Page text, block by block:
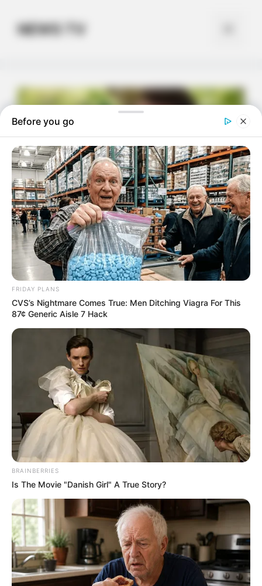
contentNEWS TV
La gaffe de
Stanislas qui
détruit Gaëtan et
enfonce Alice
(Noémie Zeitoun) –
Ici tout commence
30 juin 2026 (notre
critique TV)
Before you go
FRIDAY PLANS
CVS’s Nightmare Comes True: Men Ditching Viagra For This
87¢ Generic Aisle 7 Hack
BRAINBERRIES
Is The Movie "Danish Girl" A True Story?